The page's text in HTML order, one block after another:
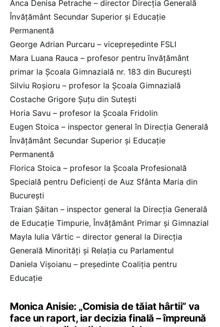
Anca Denisa Petrache – director Direcția Generală
Învățământ Secundar Superior și Educație
Permanentă
George Adrian Purcaru – vicepreședinte FSLI
Mara Luana Rauca – profesor pentru învățământ
primar la Școala Gimnazială nr. 183 din București
Silviu Roșioru – profesor la Școala Gimnazială
Costache Grigore Șuțu din Sutești
Horia Savu – profesor la Școala Fridolin
Eugen Stoica – inspector general în Direcția Generală
Învățământ Secundar Superior și Educație
Permanentă
Florica Stoica – profesor la Școala Profesională
Specială pentru Deficienți de Auz Sfânta Maria din
București
Traian Șăitan – inspector general la Direcția Generală
de Educație Timpurie, Învățământ Primar și Gimnazial
Mayla Iulia Vârtic – director general la Direcția
Generală Minorități și Relația cu Parlamentul
Daniela Vișoianu – președinte Coaliția pentru
Educație
Monica Anisie: „Comisia de tăiat hârtii” va
face un raport, iar decizia finală – împreună